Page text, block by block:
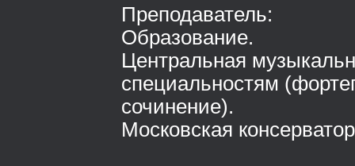
Преподаватель:
Образование.
Центральная
специальностям
сочинение).
Московская